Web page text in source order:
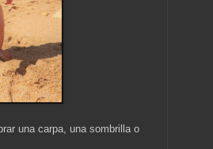
una carpa, una sombrilla o